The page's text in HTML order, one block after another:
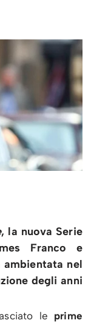
, la nuova Serie
Franco e
ambientata nel
degli anni
le prime